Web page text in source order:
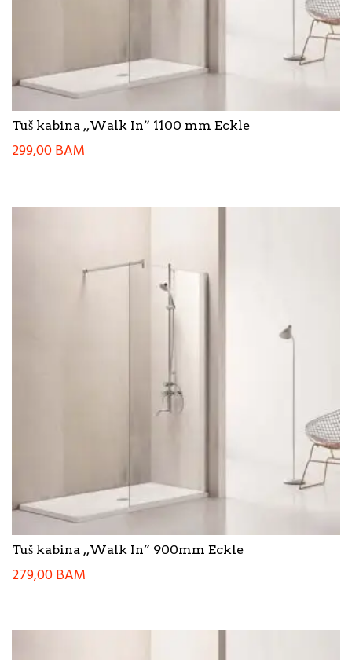
Tuš kabina ,,Walk In” 1100 mm Eckle
299,00BAM
Tuš kabina ,,Walk In” 900mm Eckle
279,00BAM